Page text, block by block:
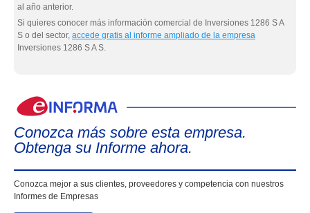
al año anterior.
Si quieres conocer más información comercial de Inversiones 1286 S A
S o del sector, accede gratis al informe ampliado de la empresa
Inversiones 1286 S A S.
Conozca más sobre esta empresa.
Obtenga su Informe ahora.
Conozca mejor a sus clientes, proveedores y competencia con nuestros
Informes de Empresas